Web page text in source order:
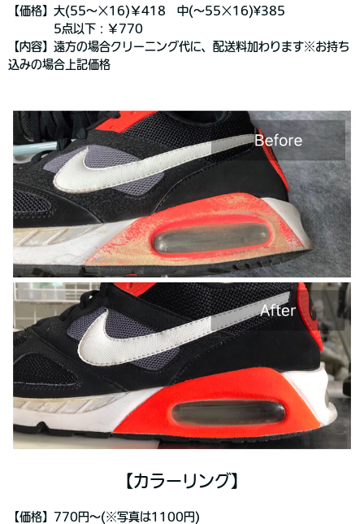
【価格】大(55～×16)￥418 中(～55×16)¥385
5点以下：￥770
【内容】遠方の場合クリーニング代に、配送料加わります※お持ち
込みの場合上記価格
【カラーリング】
【価格】770円～(※写真は1100円)